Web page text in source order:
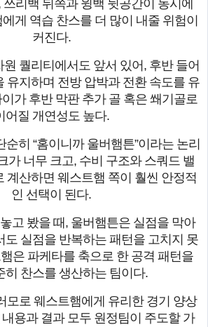
리백 뒤쪽과 윙백 뒷공간이 동시에
게 역습 찬스를 더 많이 내줄 위험이
커진다.
퀄리티에서도 앞서 있어, 후반 들어
유지하며 전방 압박과 전환 속도를 유
가 후반 막판 추가 골 혹은 쐐기골로
어질 개연성도 높다.
히 “홈이니까 울버햄튼”이라는 논리
가 너무 크고, 수비 구조와 스쿼드 밸
계산하면 웨스트햄 쪽이 훨씬 안정적
인 선택이 된다.
고 봤을 때, 울버햄튼은 실점을 막아
도 실점을 반복하는 패턴을 고치지 못
은 파케타를 축으로 한 공격 패턴을
히 찬스를 생산하는 팀이다.
모로 웨스트햄에게 유리한 경기 양상
용과 결과 모두 원정팀이 주도할 가